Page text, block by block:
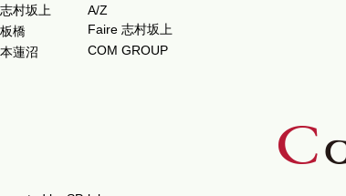
村坂上
橋
蓮沼
A/Z
Faire 志村坂上
COM GROUP